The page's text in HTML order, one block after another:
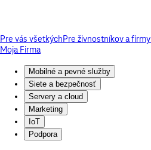
Pre vás všetkýchPre živnostníkov a firmy
Moja Firma
Mobilné a pevné služby
Siete a bezpečnosť
Servery a cloud
Marketing
IoT
Podpora